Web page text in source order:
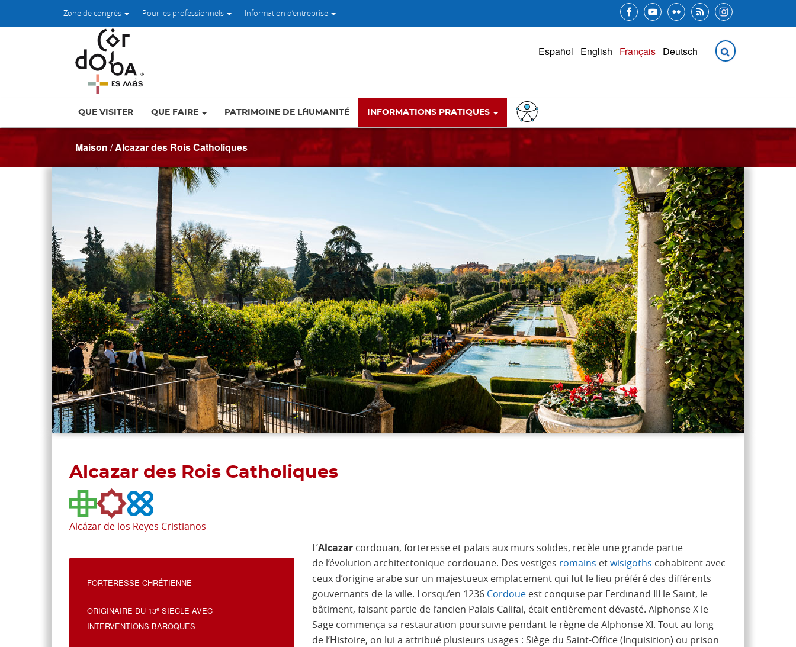
Zone de congrès Pour les professionnels Information d’entreprise
QUE VISITER QUE FAIRE PATRIMOINE DE L´HUMANITÉ INFORMATIONS PRATIQUES
Maison /Alcazar des Rois Catholiques
Alcazar des Rois Catholiques
Alcázar de los Reyes Cristianos
FORTERESSE CHRÉTIENNE
ORIGINAIRE DU 13e SIÈCLE AVEC
INTERVENTIONS BAROQUES
L’Alcazar cordouan, forteresse et palais aux murs solides, recèle une grande partie
de l’évolution architectonique cordouane. Des vestiges romains etwisigoths cohabitent avec
ceux d’origine arabe sur un majestueux emplacement qui fut le lieu préféré des différents
gouvernants de la ville. Lorsqu’en 1236 Cordoue est conquise par Ferdinand III le Saint, le
bâtiment, faisant partie de l’ancien Palais Califal, était entièrement dévasté. Alphonse X le
Sage commença sa restauration poursuivie pendant le règne de Alphonse XI. Tout au long
de l’Histoire, on lui a attribué plusieurs usages : Siège du Saint-Office (Inquisition) ou prison